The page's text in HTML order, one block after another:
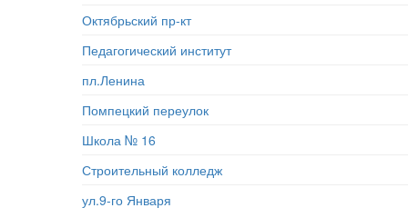
Октябрьский пр-кт
Педагогический институт
пл.Ленина
Помпецкий переулок
Школа № 16
Строительный колледж
ул.9-го Января